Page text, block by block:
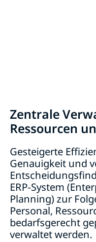
Zentrale
Ressourcen
Gesteigerte
Genauigkeit und
ERP-System
Planning) zur
Personal,
bedarfsgerecht
verwaltet werden.